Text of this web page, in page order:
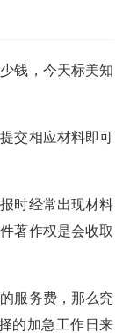
钱，今天标美知
交相应材料即可
时经常出现材料
著作权是会收取
服务费，那么究
的加急工作日来